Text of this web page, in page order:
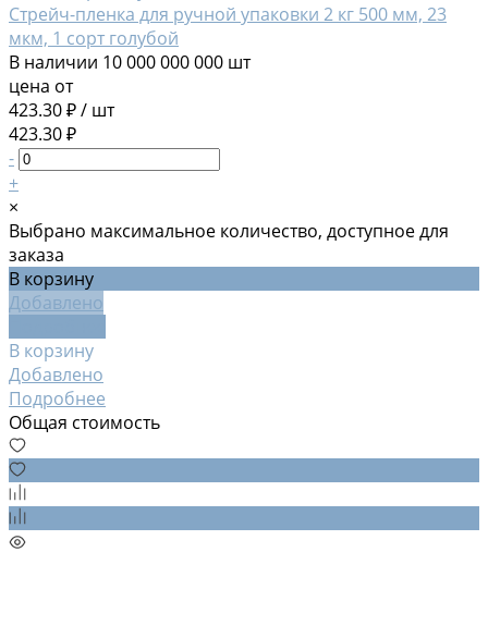
Стрейч-пленка для ручной упаковки 2 кг 500 мм, 23
мкм, 1 сорт голубой
В наличии 10 000 000 000 шт
цена от
423.30 ₽/ шт
423.30 ₽
-
+
×
Выбрано максимальное количество, доступное для
заказа
В корзину
Добавлено
В корзину
Добавлено
Подробнее
Общая стоимость